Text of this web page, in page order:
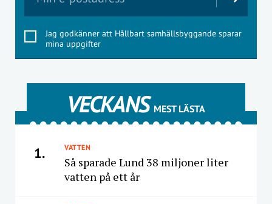
Jag godkänner att Hållbart samhällsbyggande sparar
mina uppgifter
VECKANS MEST LÄSTA
1. VATTEN
Så sparade Lund 38 miljoner liter
vatten på ett år